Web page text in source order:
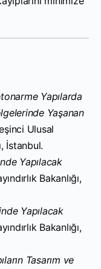
Yapılarda
Yaşanan
Ulusal
İstanbul.
Yapılacak
Bakanlığı,
Yapılacak
Bakanlığı,
Tasarım ve